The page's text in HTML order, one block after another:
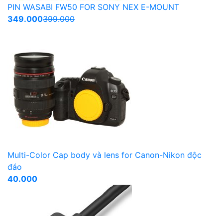
PIN WASABI FW50 FOR SONY NEX E-MOUNT
349.000399.000
Multi-Color Cap body và lens for Canon-Nikon độc
đáo
40.000